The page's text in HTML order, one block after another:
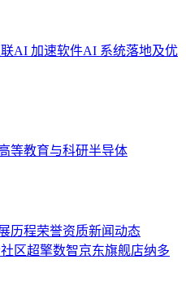
AI 加速软件AI 系统落地及优
等教育与科研半导体
历程荣誉资质新闻动态
区超擎数智京东旗舰店纳多